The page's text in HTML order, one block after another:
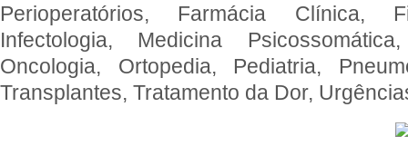
Perioperatórios, Farmácia Clínica,
Infectologia, Medicina
Oncologia, Ortopedia, Pediatria,
Transplantes, Tratamento da Dor,